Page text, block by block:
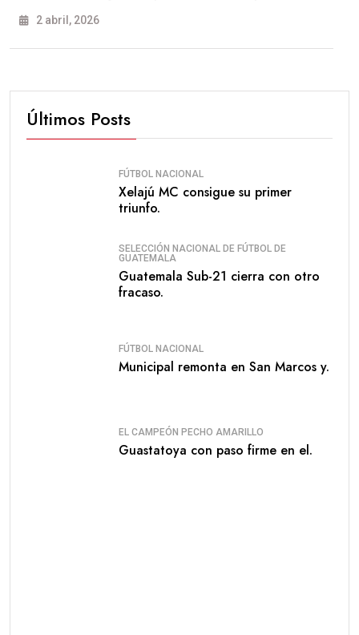
2 abril, 2026
Últimos Posts
FÚTBOL NACIONAL
Xelajú MC consigue su primer
triunfo.
SELECCIÓN NACIONAL DE FÚTBOL DE
GUATEMALA
Guatemala Sub-21 cierra con otro
fracaso.
FÚTBOL NACIONAL
Municipal remonta en San Marcos y.
EL CAMPEÓN PECHO AMARILLO
Guastatoya con paso firme en el.